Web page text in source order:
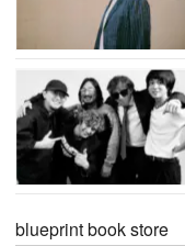
blueprint book store